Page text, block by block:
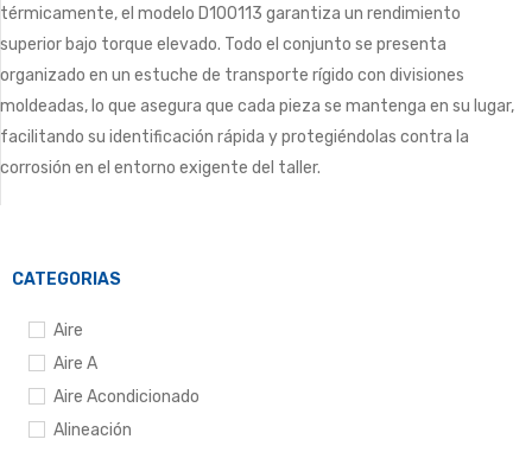
CATEGORIAS
Aire
Aire A
Aire Acondicionado
Alineación
térmicamente, el modelo D100113 garantiza un rendimiento
superior bajo torque elevado. Todo el conjunto se presenta
organizado en un estuche de transporte rígido con divisiones
moldeadas, lo que asegura que cada pieza se mantenga en su lugar,
facilitando su identificación rápida y protegiéndolas contra la
corrosión en el entorno exigente del taller.